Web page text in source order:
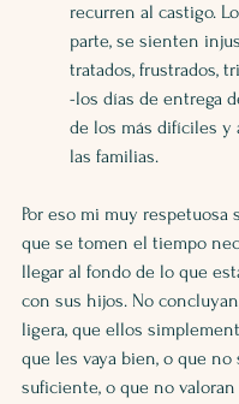
recurren al castigo.
parte, se sienten
tratados, frustrados,
-los días de entrega
de los más difíciles y
las familias.
Por eso mi muy respetuosa
que se tomen el tiempo
llegar al fondo de lo que
con sus hijos. No
ligera, que ellos
que les vaya bien, o que no
suficiente, o que no